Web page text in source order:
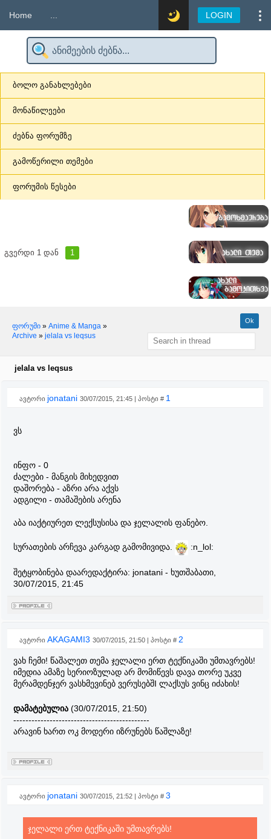
Home LOGIN
ბოლო განახლებები
მონაწილეები
ძებნა ფორუმზე
გამოწერილი თემები
ფორუმის წესები
გვერდი 1 დან 1
ფორუმი » Anime & Manga »
Archive » jelala vs leqsus
jelala vs leqsus
ავტორი jonatani 30/07/2015, 21:45 | პოსტი # 1
ვს
ინფო - 0
ძალები - მანგის მიხედვით
დაშორება - აზრი არა აქვს
ადგილი - თამაშების არენა
აბა იაქტიურეთ ლექსუსისა და ჯელალის ფანებო.
სურათების არჩევა კარგად გამომივიდა. :n_lol:
შეტყობინება დაარედაქტირა: jonatani - ხუთშაბათი,
30/07/2015, 21:45
ავტორი AKAGAMI3 30/07/2015, 21:50 | პოსტი # 2
ვახ ჩემი! წაშალეთ თემა ჯელალი ერთ ტექნიკაში უმთავრებს!
იმედია ამაზე სერიოზულად არ მომიწევს დავა თორე უკვე
მერამდენჯერ ვასხმევინებ ვერუსებშI ლაქსუს ვინც იძახის!
დამატებულია (30/07/2015, 21:50)
---------------------------------------------
არავინ ხართ ოკ მოდერი იზრუნებს წაშლაზე!
ავტორი jonatani 30/07/2015, 21:52 | პოსტი # 3
ჯელალი ერთ ტექნიკაში უმთავრებს!